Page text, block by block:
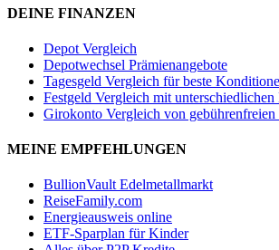
DEINE FINANZEN
Depot Vergleich
Depotwechsel Prämienangebote
Tagesgeld Vergleich für beste
Festgeld Vergleich mit unterschiedlichen
Girokonto Vergleich von gebührenfreien
MEINE EMPFEHLUNGEN
BullionVault Edelmetallmarkt
ReiseFamily.com
Energieausweis online
ETF-Sparplan für Kinder